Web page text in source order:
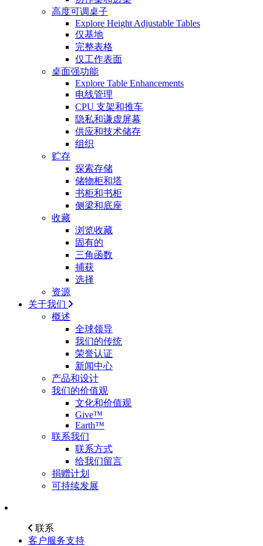
高度可调桌子
Explore Height Adjustable Tables
仅基地
完整表格
仅工作表面
桌面强功能
Explore Table Enhancements
电线管理
CPU 支架和推车
隐私和谦虚屏幕
供应和技术储存
组织
贮存
探索存储
储物柜和塔
书柜和书柜
侧梁和底座
收藏
浏览收藏
固有的
三角函数
捕获
选择
资源
关于我们
概述
全球领导
我们的传统
荣誉认证
新闻中心
产品和设计
我们的价值观
文化和价值观
Give™
Earth™
联系我们
联系方式
给我们留言
捐赠计划
可持续发展
联系
客户服务支持